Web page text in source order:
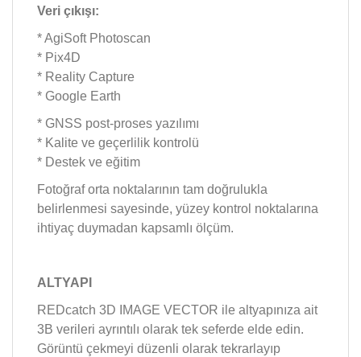
Veri çıkışı:
* AgiSoft Photoscan
* Pix4D
* Reality Capture
* Google Earth
* GNSS post-proses yazılımı
* Kalite ve geçerlilik kontrolü
* Destek ve eğitim
Fotoğraf orta noktalarının tam doğrulukla
belirlenmesi sayesinde, yüzey kontrol noktalarına
ihtiyaç duymadan kapsamlı ölçüm.
ALTYAPI
REDcatch 3D IMAGE VECTOR ile altyapınıza ait
3B verileri ayrıntılı olarak tek seferde elde edin.
Görüntü çekmeyi düzenli olarak tekrarlayıp